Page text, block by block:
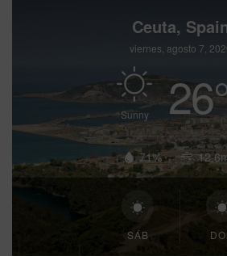
Ceuta,
viernes, agosto 7,
Sunny 26
71%
SÁB